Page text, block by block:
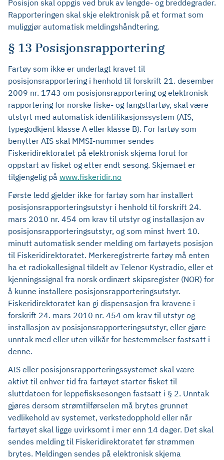
Posisjon skal oppgis ved bruk av lengde- og breddegrader.
Rapporteringen skal skje elektronisk på et format som
muliggjør automatisk meldingshåndtering.
§ 13 Posisjonsrapportering
Fartøy som ikke er underlagt kravet til
posisjonsrapportering i henhold til forskrift 21. desember
2009 nr. 1743 om posisjonsrapportering og elektronisk
rapportering for norske fiske- og fangstfartøy, skal være
utstyrt med automatisk identifikasjonssystem (AIS,
typegodkjent klasse A eller klasse B). For fartøy som
benytter AIS skal MMSI-nummer sendes
Fiskeridirektoratet på elektronisk skjema forut for
oppstart av fisket og etter endt sesong. Skjemaet er
tilgjengelig på www.fiskeridir.no
Første ledd gjelder ikke for fartøy som har installert
posisjonsrapporteringsutstyr i henhold til forskrift 24.
mars 2010 nr. 454 om krav til utstyr og installasjon av
posisjonsrapporteringsutstyr, og som minst hvert 10.
minutt automatisk sender melding om fartøyets posisjon
til Fiskeridirektoratet. Merkeregistrerte fartøy må enten
ha et radiokallesignal tildelt av Telenor Kystradio, eller et
kjenningssignal fra norsk ordinært skipsregister (NOR) for
å kunne installere posisjonsrapporteringsutstyr.
Fiskeridirektoratet kan gi dispensasjon fra kravene i
forskrift 24. mars 2010 nr. 454 om krav til utstyr og
installasjon av posisjonsrapporteringsutstyr, eller gjøre
unntak med eller uten vilkår for bestemmelser fastsatt i
denne.
AIS eller posisjonsrapporteringssystemet skal være
aktivt til enhver tid fra fartøyet starter fisket til
sluttdatoen for leppefisksesongen fastsatt i § 2. Unntak
gjøres dersom strømtilførselen må brytes grunnet
vedlikehold av systemet, verkstedopphold eller når
fartøyet skal ligge uvirksomt i mer enn 14 dager. Det skal
sendes melding til Fiskeridirektoratet før strømmen
brytes. Meldingen sendes på elektronisk skjema